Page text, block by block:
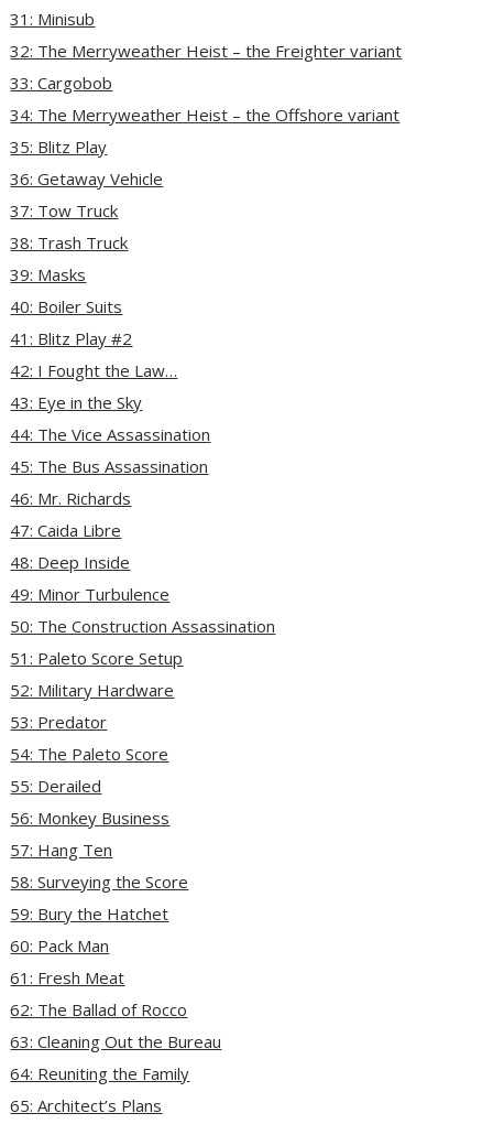
31: Minisub
32: The Merryweather Heist – the Freighter variant
33: Cargobob
34: The Merryweather Heist – the Offshore variant
35: Blitz Play
36: Getaway Vehicle
37: Tow Truck
38: Trash Truck
39: Masks
40: Boiler Suits
41: Blitz Play #2
42: I Fought the Law…
43: Eye in the Sky
44: The Vice Assassination
45: The Bus Assassination
46: Mr. Richards
47: Caida Libre
48: Deep Inside
49: Minor Turbulence
50: The Construction Assassination
51: Paleto Score Setup
52: Military Hardware
53: Predator
54: The Paleto Score
55: Derailed
56: Monkey Business
57: Hang Ten
58: Surveying the Score
59: Bury the Hatchet
60: Pack Man
61: Fresh Meat
62: The Ballad of Rocco
63: Cleaning Out the Bureau
64: Reuniting the Family
65: Architect’s Plans